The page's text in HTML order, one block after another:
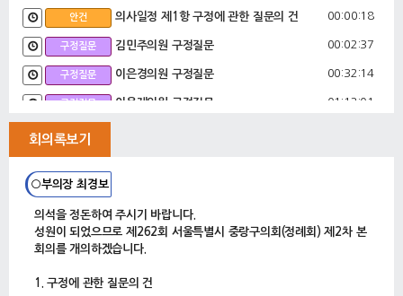
안건 의사일정 제1항 구정에 관한 질문의 건 00:00:18
구정질문 김민주의원 구정질문 00:02:37
구정질문 이은경의원 구정질문 00:32:14
구정질문 이윤재의원 구정질문 01:12:01
구정질문
회의록보기
○부의장 최경보
의석을 정돈하여 주시기 바랍니다.
성원이 되었으므로 제262회 서울특별시 중랑구의회(정례회) 제2차 본
회의를 개의하겠습니다.
1. 구정에 관한 질문의 건